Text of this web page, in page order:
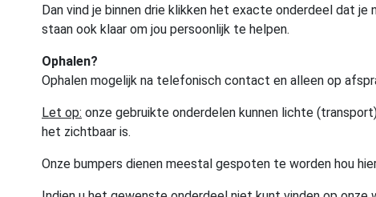
Dan vind je binnen drie klikken het exacte onderdeel dat
staan ook klaar om jou persoonlijk te helpen.
Ophalen?
Ophalen mogelijk na telefonisch contact en alleen op
Let op: onze gebruikte onderdelen kunnen lichte
het zichtbaar is.
Onze bumpers dienen meestal gespoten te worden hou